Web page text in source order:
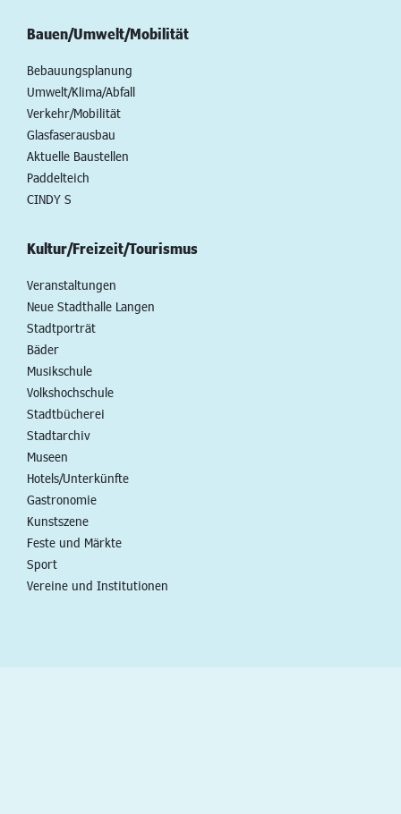
Bauen/Umwelt/Mobilität
Bebauungsplanung
Umwelt/Klima/Abfall
Verkehr/Mobilität
Glasfaserausbau
Aktuelle Baustellen
Paddelteich
CINDY S
Kultur/Freizeit/Tourismus
Veranstaltungen
Neue Stadthalle Langen
Stadtporträt
Bäder
Musikschule
Volkshochschule
Stadtbücherei
Stadtarchiv
Museen
Hotels/Unterkünfte
Gastronomie
Kunstszene
Feste und Märkte
Sport
Vereine und Institutionen